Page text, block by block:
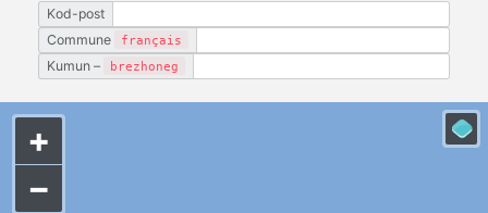
Kod-post
Commune
français
Kumun – brezhoneg
+
−